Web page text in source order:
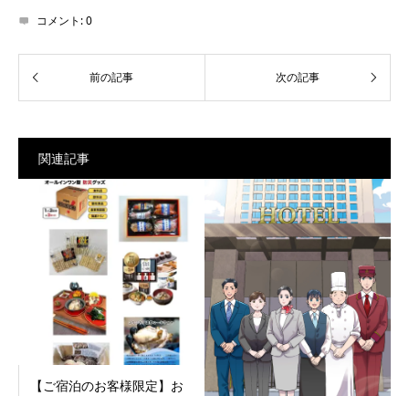
コメント:0
関連記事
【ご宿泊のお客様限定】お